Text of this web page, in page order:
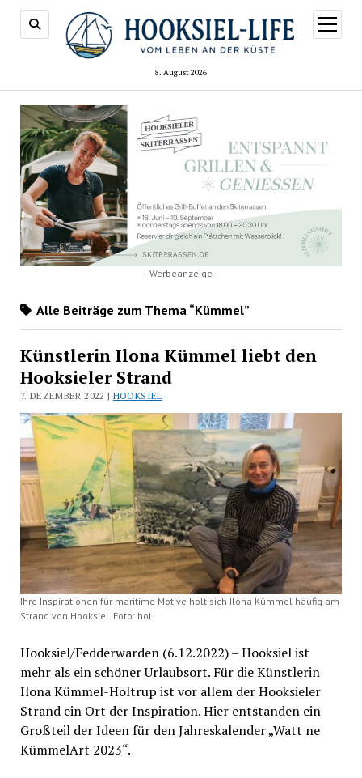
8. August 2026
Menü
öffnen
- Werbeanzeige -
Alle Beiträge zum Thema “Kümmel”
Künstlerin Ilona Kümmel liebt den
Hooksieler Strand
7. DEZEMBER 2022 | HOOKSIEL
Ihre Inspirationen für maritime Motive holt sich Ilona Kümmel häufig am
Strand von Hooksiel. Foto: hol
Hooksiel/Fedderwarden (6.12.2022) – Hooksiel ist
mehr als ein schöner Urlaubsort. Für die Künstlerin
Ilona Kümmel-Holtrup ist vor allem der Hooksieler
Strand ein Ort der Inspiration. Hier entstanden ein
Großteil der Ideen für den Jahreskalender „Watt ne
KümmelArt 2023“.